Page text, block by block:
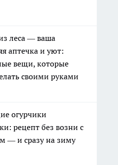
леса — ваша
аптечка и уют:
вещи, которые
своими руками
огурчики
рецепт без возни с
— и сразу на зиму